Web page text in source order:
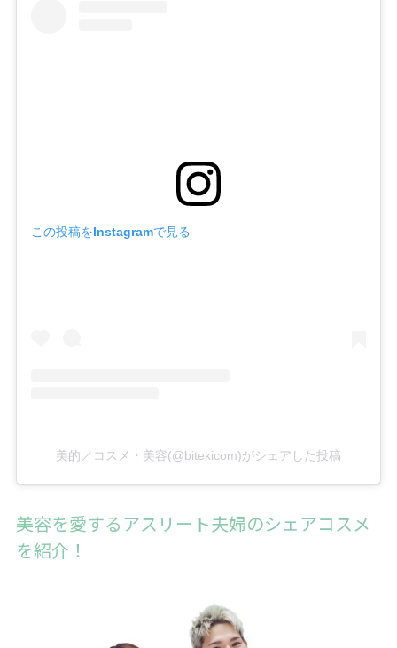
この投稿をInstagramで見る
美的／コスメ・美容(@bitekicom)がシェアした投稿
美容を愛するアスリート夫婦のシェアコスメ
を紹介！